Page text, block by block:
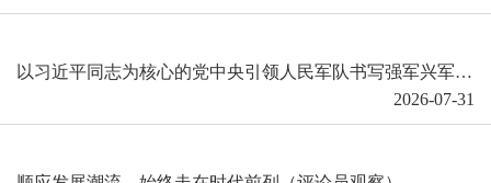
以习近平同志为核心的党中央引领人民军队书写强军兴军新篇章
2026-07-31